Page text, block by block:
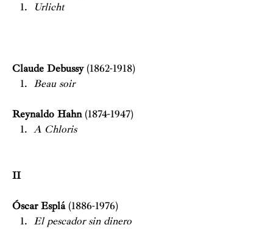
Urlicht
Claude Debussy (1862-1918)
Beau soir
Reynaldo Hahn (1874-1947)
A Chloris
II
Óscar Esplá (1886-1976)
El pescador sin dinero